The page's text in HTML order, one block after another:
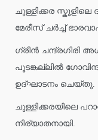
ചുള്ളിക്കര
മേരീസ് ചർച്ച്
ഗ്രീൻ ചന്ദ്രഗിരി
പൂടങ്കല്ലിൽ
ഉദ്ഘാടനം ചെയ്തു.
ചുള്ളിക്കരയിലെ
നിര്യാതനായി.